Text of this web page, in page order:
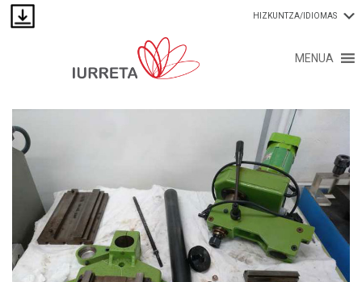
HIZKUNTZA/IDIOMAS
MENUA